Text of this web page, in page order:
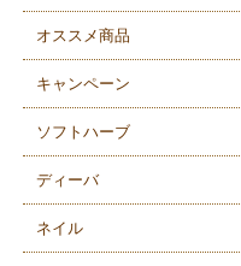
オススメ商品
キャンペーン
ソフトハーブ
ディーバ
ネイル